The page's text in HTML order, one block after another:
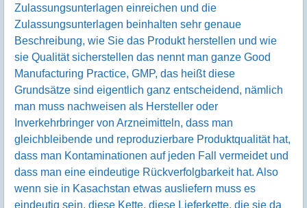
Zulassungsunterlagen einreichen und die
Zulassungsunterlagen beinhalten sehr genaue
Beschreibung, wie Sie das Produkt herstellen und wie
sie Qualität sicherstellen das nennt man ganze Good
Manufacturing Practice, GMP, das heißt diese
Grundsätze sind eigentlich ganz entscheidend, nämlich
man muss nachweisen als Hersteller oder
Inverkehrbringer von Arzneimitteln, dass man
gleichbleibende und reproduzierbare Produktqualität hat,
dass man Kontaminationen auf jeden Fall vermeidet und
dass man eine eindeutige Rückverfolgbarkeit hat. Also
wenn sie in Kasachstan etwas ausliefern muss es
eindeutig sein, diese Kette, diese Lieferkette, die sie da